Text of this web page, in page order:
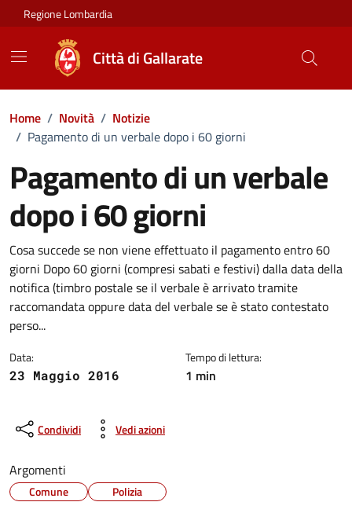
Vai ai contenuti
Vai al footer
Regione Lombardia
Città di Gallarate
Home / Novità / Notizie
/ Pagamento di un verbale dopo i 60 giorni
Pagamento di un verbale
dopo i 60 giorni
Dettagli della notizia
Cosa succede se non viene effettuato il pagamento entro 60
giorni Dopo 60 giorni (compresi sabati e festivi) dalla data della
notifica (timbro postale se il verbale è arrivato tramite
raccomandata oppure data del verbale se è stato contestato
perso...
Data:
23 Maggio 2016
Tempo di lettura:
1 min
Condividi Vedi azioni
Argomenti
Comune Polizia